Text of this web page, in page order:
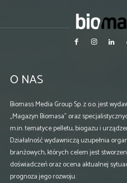
O NAS
Biomass Media Group Sp. z o.o. jest
„Magazyn Biomasa” oraz
m.in. tematyce pelletu, biogazu i
Działalność wydawniczą uzupełnia
branżowych, których celem jest
doświadczeń oraz ocena aktualnej
prognoza jego rozwoju.